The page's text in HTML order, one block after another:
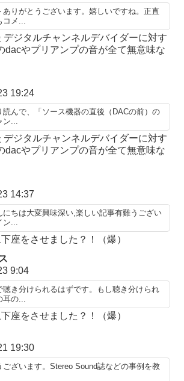
りがとうございます。嬉しいですね。正直
メ...
デジタルチャンネルデバイダーに対す
やプリアンプの音が全て無意味な
19:24
読んで、「ソース機器の直後（DACの前）の
ン...
デジタルチャンネルデバイダーに対す
やプリアンプの音が全て無意味な
14:37
にちは大変興味深い,楽しい記事有難うござい
...
座をさせました？！（爆）
9:04
聴き分けられるはずです。もし聴き分けられ
耳の...
座をさせました？！（爆）
19:30
ございます。Stereo Sound誌などの事例を教